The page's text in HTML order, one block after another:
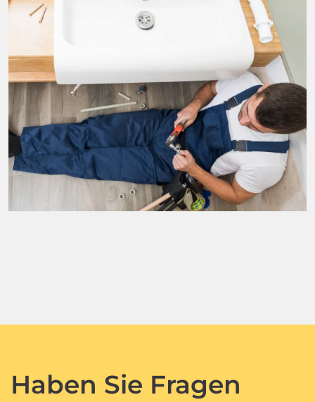
Haben Sie Fragen